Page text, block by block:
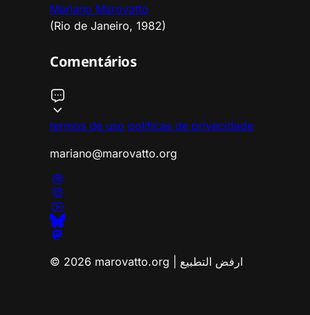
Mariano Marovatto
(Rio de Janeiro, 1982)
Comentários
termos de uso políticas de privacidade
mariano@marovatto.org
© 2026 marovatto.org | ارفض التطبيع